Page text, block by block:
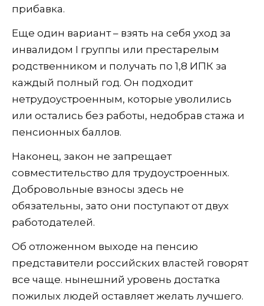
прибавка.
Еще один вариант – взять на себя уход за
инвалидом I группы или престарелым
родственником и получать по 1,8 ИПК за
каждый полный год. Он подходит
нетрудоустроенным, которые уволились
или остались без работы, недобрав стажа и
пенсионных баллов.
Наконец, закон не запрещает
совместительство для трудоустроенных.
Добровольные взносы здесь не
обязательны, зато они поступают от двух
работодателей.
Об отложенном выходе на пенсию
представители российских властей говорят
все чаще. нынешний уровень достатка
пожилых людей оставляет желать лучшего.